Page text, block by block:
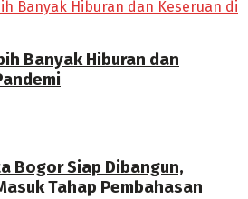
Banyak Hiburan dan
Bogor Siap Dibangun,
Tahap Pembahasan